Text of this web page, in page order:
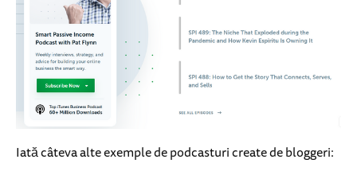
Iată câteva alte exemple de podcasturi create de bloggeri: